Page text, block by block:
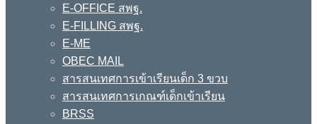
E-OFFICE สพฐ.
E-FILLING สพฐ.
E-ME
OBEC MAIL
สารสนเทศการเข้าเรียนเด็ก 3 ขวบ
สารสนเทศการเกณฑ์เด็กเข้าเรียน
BRSS